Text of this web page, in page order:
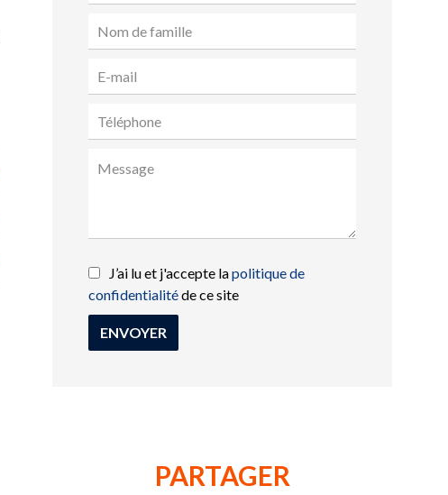
J’ai lu et j'accepte lapolitique de
confidentialitéde ce site
ENVOYER
PARTAGER